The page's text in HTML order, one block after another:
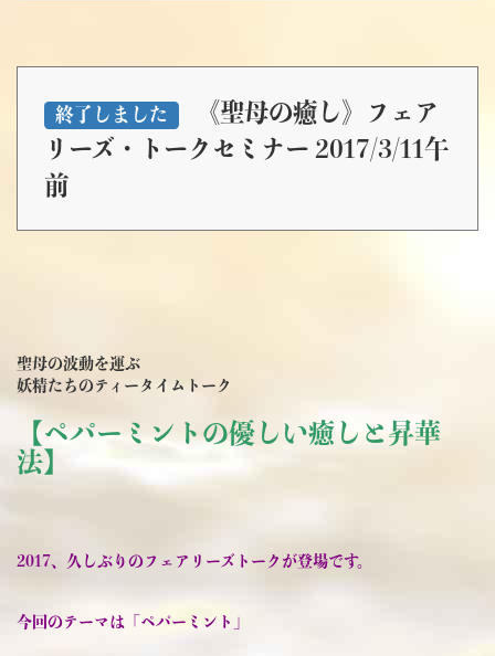
終了しました
《聖母の癒し》フェア
リーズ・トークセミナー 2017/3/11午
前
聖母の波動を運ぶ
妖精たちのティータイムトーク
【ペパーミントの優しい癒しと昇華
法】
2017、久しぶりのフェアリーズトークが登場です。
今回のテーマは「ペパーミント」